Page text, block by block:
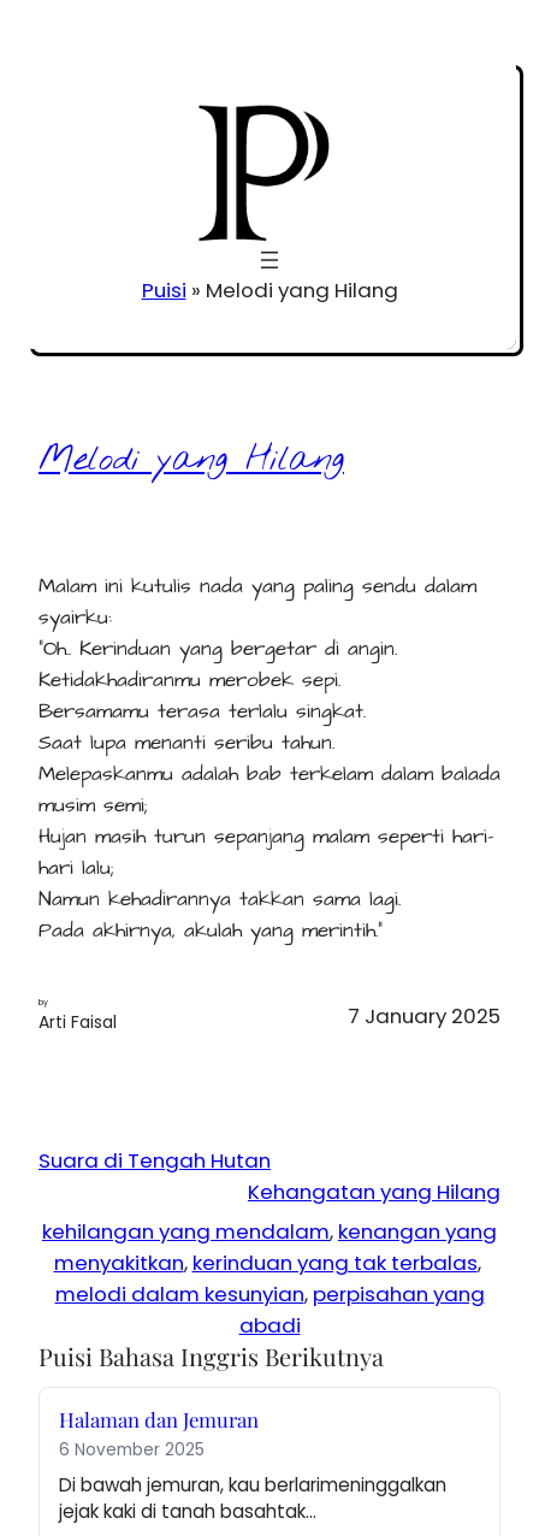
Puisi » Melodi yang Hilang
Melodi yang Hilang
Malam ini kutulis nada yang paling sendu dalam
syairku:
“Oh.. Kerinduan yang bergetar di angin.
Ketidakhadiranmu merobek sepi.
Bersamamu terasa terlalu singkat.
Saat lupa menanti seribu tahun.
Melepaskanmu adalah bab terkelam dalam balada
musim semi;
Hujan masih turun sepanjang malam seperti hari-
hari lalu;
Namun kehadirannya takkan sama lagi.
Pada akhirnya, akulah yang merintih.”
by
Arti Faisal 7 January 2025
Suara di Tengah Hutan
Kehangatan yang Hilang
kehilangan yang mendalam, kenangan yang
menyakitkan, kerinduan yang tak terbalas,
melodi dalam kesunyian, perpisahan yang
abadi
Puisi Bahasa Inggris Berikutnya
Halaman dan Jemuran
6 November 2025
Di bawah jemuran, kau berlarimeninggalkan
jejak kaki di tanah basahtak…